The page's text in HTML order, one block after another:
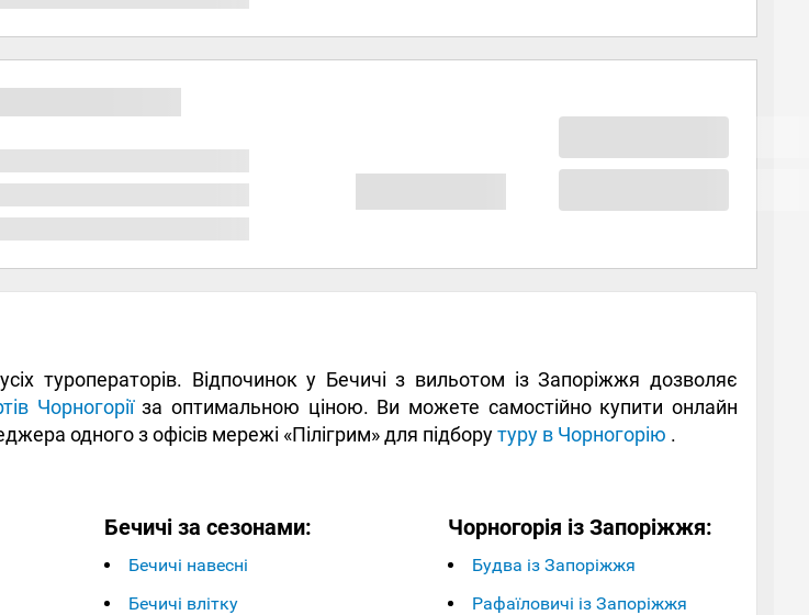
туроператорів. Відпочинок у Бечичі з вильотом із Запоріжжя дозволяє
Чорногоріїза оптимальною ціною. Ви можете самостійно купити онлайн
одного з офісів мережі «Пілігрим» для підборутуру в Чорногорію .
Бечичі за сезонами:
Бечичі навесні
Бечичі влітку
Чорногорія із Запоріжжя:
Будва із Запоріжжя
Рафаїловичі із Запоріжжя